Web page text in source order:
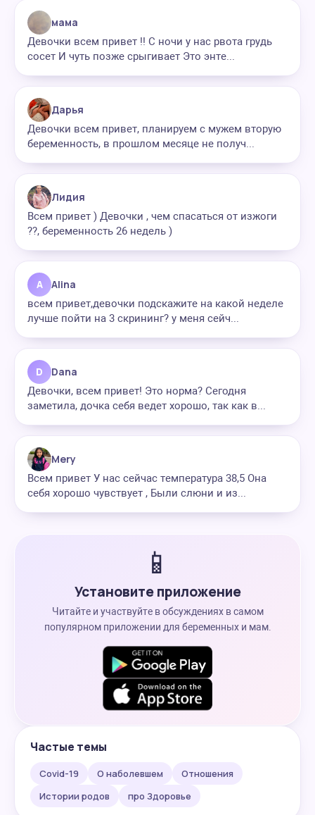
мама
Девочки всем привет !! С ночи у нас рвота грудь
сосет И чуть позже срыгивает Это энте...
Дарья
Девочки всем привет, планируем с мужем вторую
беременность, в прошлом месяце не получ...
Лидия
Всем привет ) Девочки , чем спасаться от изжоги
??, беременность 26 недель )
A Alina
всем привет,девочки подскажите на какой неделе
лучше пойти на 3 скрининг? у меня сейч...
D Dana
Девочки, всем привет! Это норма? Сегодня
заметила, дочка себя ведет хорошо, так как в...
Mery
Всем привет У нас сейчас температура 38,5 Она
себя хорошо чувствует , Были слюни и из...
📱
Установите приложение
Читайте и участвуйте в обсуждениях в самом
популярном приложении для беременных и мам.
Частые темы
Covid-19 О наболевшем
Отношения
Истории родов
про Здоровье